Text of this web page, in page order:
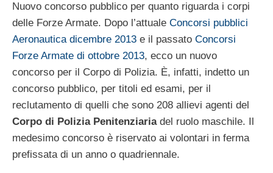
Nuovo concorso pubblico per quanto riguarda i corpi
delle Forze Armate. Dopo l’attuale Concorsi pubblici
Aeronautica dicembre 2013 e il passato Concorsi
Forze Armate di ottobre 2013, ecco un nuovo
concorso per il Corpo di Polizia. È, infatti, indetto un
concorso pubblico, per titoli ed esami, per il
reclutamento di quelli che sono 208 allievi agenti del
Corpo di Polizia Penitenziariadel ruolo maschile. Il
medesimo concorso è riservato ai volontari in ferma
prefissata di un anno o quadriennale.